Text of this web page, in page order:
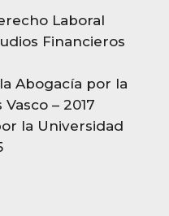
Laboral
Financieros
Abogacía por la
– 2017
la Universidad